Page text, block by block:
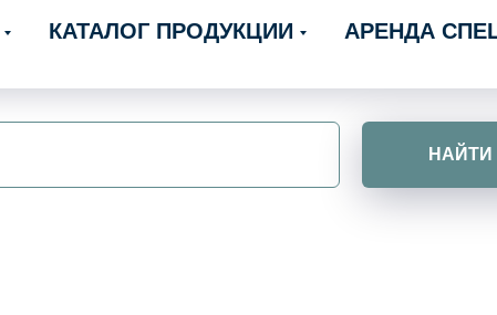
КАТАЛОГ ПРОДУКЦИИ АРЕНДА
НАЙТИ